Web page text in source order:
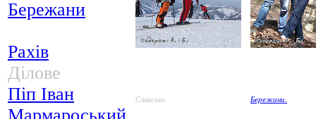
Бережани
Рахів
Ділове
Піп Іван
Славське. Бережани.